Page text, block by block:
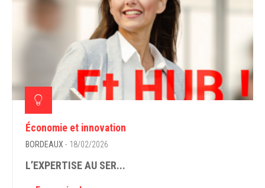
Économie et innovation
BORDEAUX - 18/02/2026
L’EXPERTISE AU SER...